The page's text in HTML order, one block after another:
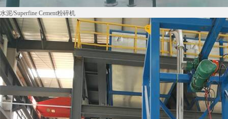
水泥/Superfine Cement粉碎机